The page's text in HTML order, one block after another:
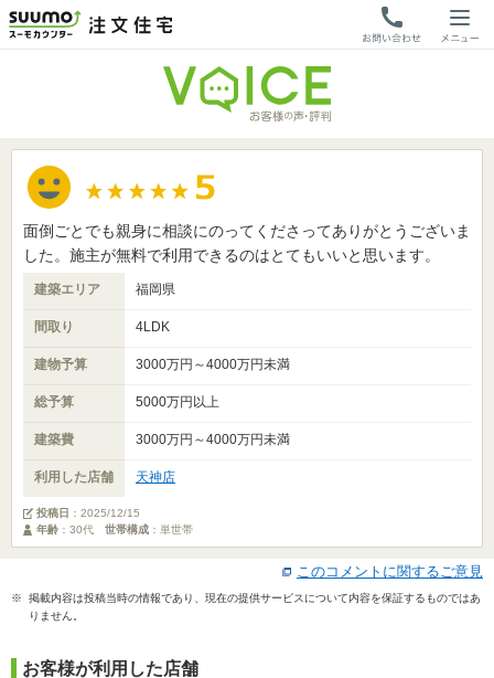
面倒ごとでも親身に相談にのってくださってありがとうございま
した。施主が無料で利用できるのはとてもいいと思います。
建築エリア 福岡県
間取り 4LDK
建物予算 3000万円～4000万円未満
総予算 5000万円以上
建築費 3000万円～4000万円未満
利用した店舗 天神店
投稿日 ： 2025/12/15
年齢 ：30代 世帯構成 ：単世帯
このコメントに関するご意見
※ 掲載内容は投稿当時の情報であり、現在の提供サービスについて内容を保証するものではあ
りません。
お客様が利用した店舗